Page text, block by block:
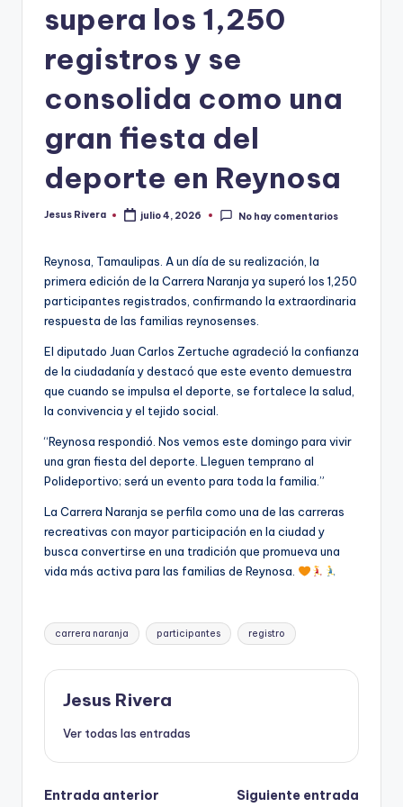
supera los 1,250
registros y se
consolida como una
gran fiesta del
deporte en Reynosa
Publicado
Jesus Rivera julio 4, 2026 No hay comentarios
Reynosa, Tamaulipas. A un día de su realización, la
primera edición de la Carrera Naranja ya superó los 1,250
participantes registrados, confirmando la extraordinaria
respuesta de las familias reynosenses.
El diputado Juan Carlos Zertuche agradeció la confianza
de la ciudadanía y destacó que este evento demuestra
que cuando se impulsa el deporte, se fortalece la salud,
la convivencia y el tejido social.
“Reynosa respondió. Nos vemos este domingo para vivir
una gran fiesta del deporte. Lleguen temprano al
Polideportivo; será un evento para toda la familia.”
La Carrera Naranja se perfila como una de las carreras
recreativas con mayor participación en la ciudad y
busca convertirse en una tradición que promueva una
vida más activa para las familias de Reynosa.
Etiquetas:
carrera naranja participantes registro
Jesus Rivera
Ver todas las entradas
Entrada anterior Siguiente entrada